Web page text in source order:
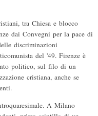
tra Chiesa e blocco
dai Convegni per la pace di
discriminazioni
del '49. Firenze è
politico, sul filo di un
cristiana, anche se
A Milano